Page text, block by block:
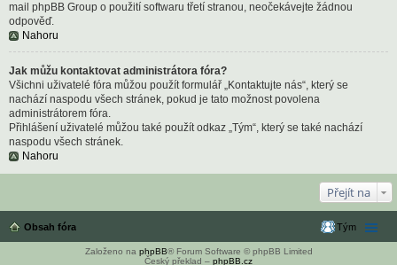
mail phpBB Group o použití softwaru třetí stranou, neočekávejte žádnou
odpověď.
Nahoru
Jak můžu kontaktovat administrátora fóra?
Všichni uživatelé fóra můžou použít formulář „Kontaktujte nás“, který se
nachází naspodu všech stránek, pokud je tato možnost povolena
administrátorem fóra.
Přihlášení uživatelé můžou také použít odkaz „Tým“, který se také nachází
naspodu všech stránek.
Nahoru
Přejít na
Obsah fóra Tým
Založeno na phpBB® Forum Software © phpBB Limited
Český překlad – phpBB.cz